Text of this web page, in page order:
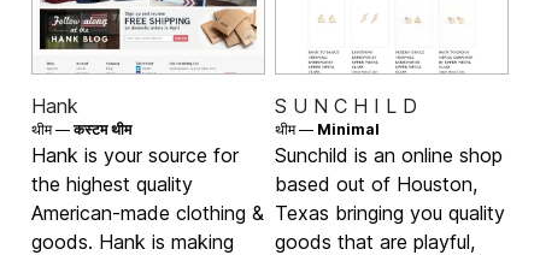
Hank
थीम —कस्टम थीम
Hank is your source for
the highest quality
American-made clothing &
goods. Hank is making
S U N C H I L D
थीम — Minimal
Sunchild is an online shop
based out of Houston,
Texas bringing you quality
goods that are playful,